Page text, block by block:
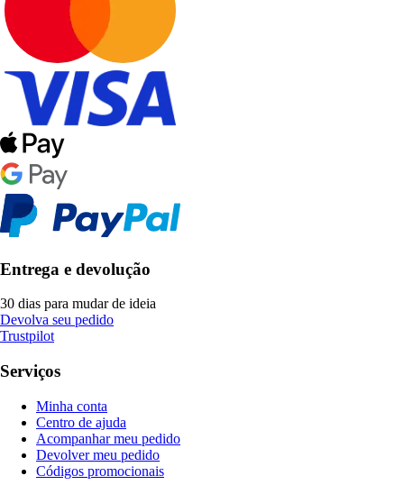
Entrega e devolução
30 dias para mudar de ideia
Devolva seu pedido
Trustpilot
Serviços
Minha conta
Centro de ajuda
Acompanhar meu pedido
Devolver meu pedido
Códigos promocionais